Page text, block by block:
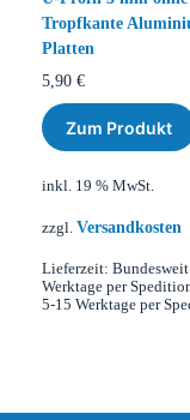
Tropfkante
Platten
5,90 €
Zum Produkt
inkl. 19 % MwSt.
zzgl. Versandkosten
Lieferzeit:
Werktage per
5-15 Werktage per